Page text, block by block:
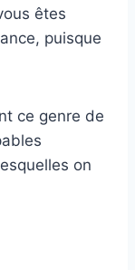
êtes
puisque
ce genre de
on